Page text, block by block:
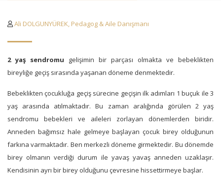
Ali DOLGUNYÜREK, Pedagog & Aile Danışmanı
2 yaş sendromu gelişimin bir parçası olmakta ve bebeklikten
bireyliğe geçiş sırasında yaşanan döneme denmektedir.
Bebeklikten çocukluğa geçiş sürecine geçişin ilk adımları 1 buçuk ile 3
yaş arasında atılmaktadır. Bu zaman aralığında görülen 2 yaş
sendromu bebekleri ve aileleri zorlayan dönemlerden biridir.
Anneden bağımsız hale gelmeye başlayan çocuk birey olduğunun
farkına varmaktadır. Ben merkezli döneme girmektedir. Bu dönemde
birey olmanın verdiği durum ile yavaş yavaş anneden uzaklaşır.
Kendisinin ayrı bir birey olduğunu çevresine hissettirmeye başlar.